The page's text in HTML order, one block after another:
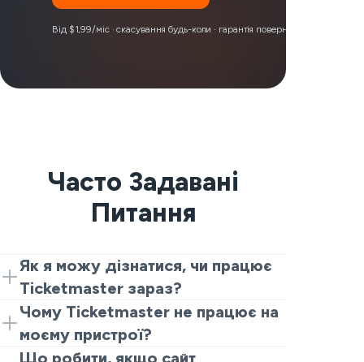
Від $1,99/міс · скасування будь-коли · гарантія повернення коштів 30
Часто Задавані
Питання
Як я можу дізнатися, чи працює
Ticketmaster зараз?
Перевірте живий трекер та останні
звіти. Якщо Ticketmaster не працює, ви
побачите велику кількість людей, які
Чому Ticketmaster не працює на
моєму пристрої?
Зазвичай це одна з трьох речей:
Що робити, якщо сайт